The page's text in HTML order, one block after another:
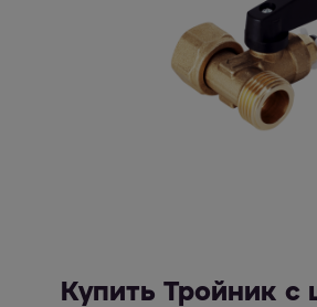
Купить Тройник